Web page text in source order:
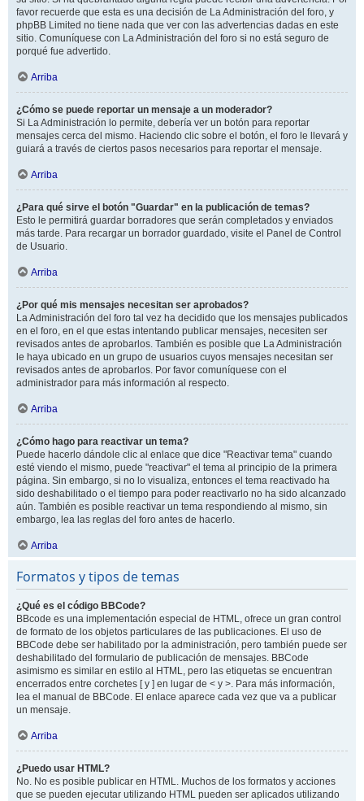
favor recuerde que esta es una decisión de La Administración del foro, y
phpBB Limited no tiene nada que ver con las advertencias dadas en este
sitio. Comuníquese con La Administración del foro si no está seguro de
porqué fue advertido.
Arriba
¿Cómo se puede reportar un mensaje a un moderador?
Si La Administración lo permite, debería ver un botón para reportar
mensajes cerca del mismo. Haciendo clic sobre el botón, el foro le llevará y
guiará a través de ciertos pasos necesarios para reportar el mensaje.
Arriba
¿Para qué sirve el botón "Guardar" en la publicación de temas?
Esto le permitirá guardar borradores que serán completados y enviados
más tarde. Para recargar un borrador guardado, visite el Panel de Control
de Usuario.
Arriba
¿Por qué mis mensajes necesitan ser aprobados?
La Administración del foro tal vez ha decidido que los mensajes publicados
en el foro, en el que estas intentando publicar mensajes, necesiten ser
revisados antes de aprobarlos. También es posible que La Administración
le haya ubicado en un grupo de usuarios cuyos mensajes necesitan ser
revisados antes de aprobarlos. Por favor comuníquese con el
administrador para más información al respecto.
Arriba
¿Cómo hago para reactivar un tema?
Puede hacerlo dándole clic al enlace que dice "Reactivar tema" cuando
esté viendo el mismo, puede "reactivar" el tema al principio de la primera
página. Sin embargo, si no lo visualiza, entonces el tema reactivado ha
sido deshabilitado o el tiempo para poder reactivarlo no ha sido alcanzado
aún. También es posible reactivar un tema respondiendo al mismo, sin
embargo, lea las reglas del foro antes de hacerlo.
Arriba
Formatos y tipos de temas
¿Qué es el código BBCode?
BBcode es una implementación especial de HTML, ofrece un gran control
de formato de los objetos particulares de las publicaciones. El uso de
BBCode debe ser habilitado por la administración, pero también puede ser
deshabilitado del formulario de publicación de mensajes. BBCode
asimismo es similar en estilo al HTML, pero las etiquetas se encuentran
encerrados entre corchetes [ y ] en lugar de < y >. Para más información,
lea el manual de BBCode. El enlace aparece cada vez que va a publicar
un mensaje.
Arriba
¿Puedo usar HTML?
No. No es posible publicar en HTML. Muchos de los formatos y acciones
que se pueden ejecutar utilizando HTML pueden ser aplicados utilizando